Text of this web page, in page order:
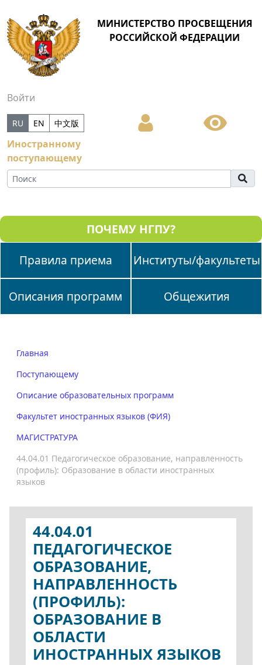
МИНИСТЕРСТВО ПРОСВЕЩЕНИЯ
РОССИЙСКОЙ ФЕДЕРАЦИИ
Войти
Иностранному
поступающему
RU EN 中文版
ПОЧЕМУ НГПУ?
Правила приема
Институты/факультеты
Описания программ Общежития
Главная
Поступающему
Описание образовательных программ
Факультет иностранных языков (ФИЯ)
МАГИСТРАТУРА
44.04.01 Педагогическое образование, направленность
(профиль): Образование в области иностранных
языков
44.04.01
ПЕДАГОГИЧЕСКОЕ
ОБРАЗОВАНИЕ,
НАПРАВЛЕННОСТЬ
(ПРОФИЛЬ):
ОБРАЗОВАНИЕ В
ОБЛАСТИ
ИНОСТРАННЫХ ЯЗЫКОВ